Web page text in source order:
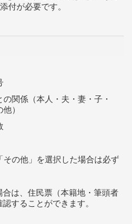
付が必要です。
関係（本人・夫・妻・子・
）
の他」を選択した場合は必ず
は、住民票（本籍地・筆頭者
することができます。